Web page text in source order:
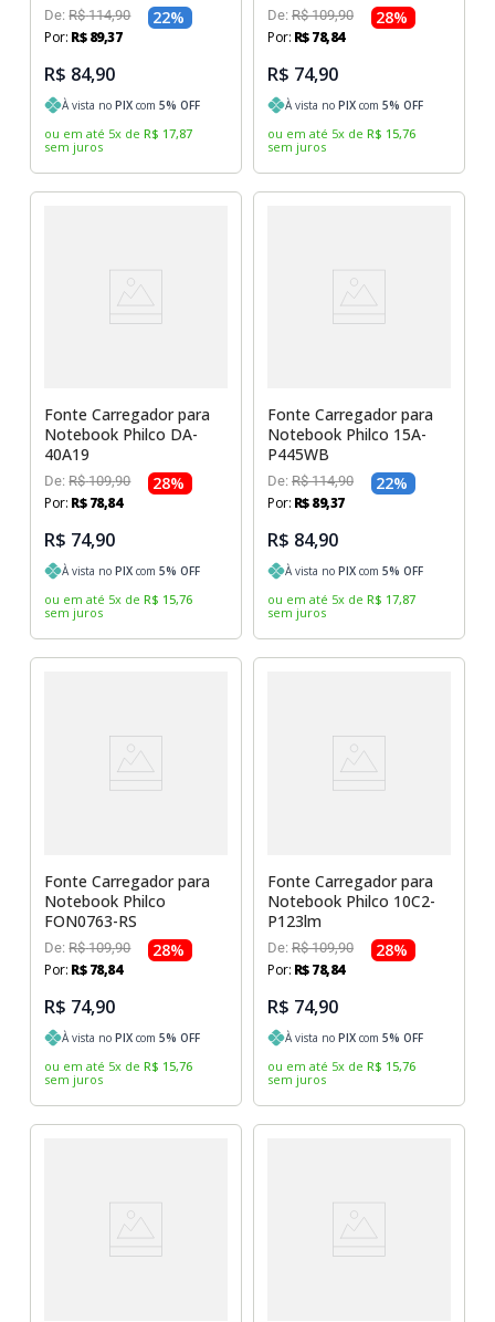
De:R$ 114,90 22%
Por: R$ 89,37
R$ 84,90
À vista noPIX com5% OFF
ou em até 5x de R$ 17,87
sem juros
De: R$ 109,90 28%
Por: R$78,84
R$ 74,90
À vista no PIX com 5% OFF
ou em até 5x de R$ 15,76
sem juros
Fonte Carregador para
Notebook Philco DA-
40A19
De:R$ 109,90 28%
Por: R$ 78,84
R$ 74,90
À vista noPIX com5% OFF
ou em até 5x de R$ 15,76
sem juros
Fonte Carregador para
Notebook Philco 15A-
P445WB
De: R$ 114,90 22%
Por: R$89,37
R$ 84,90
À vista no PIX com 5% OFF
ou em até 5x de R$ 17,87
sem juros
Fonte Carregador para
Notebook Philco
FON0763-RS
De:R$ 109,90 28%
Por: R$ 78,84
R$ 74,90
À vista noPIX com5% OFF
ou em até 5x de R$ 15,76
sem juros
Fonte Carregador para
Notebook Philco 10C2-
P123lm
De: R$ 109,90 28%
Por: R$78,84
R$ 74,90
À vista no PIX com 5% OFF
ou em até 5x de R$ 15,76
sem juros